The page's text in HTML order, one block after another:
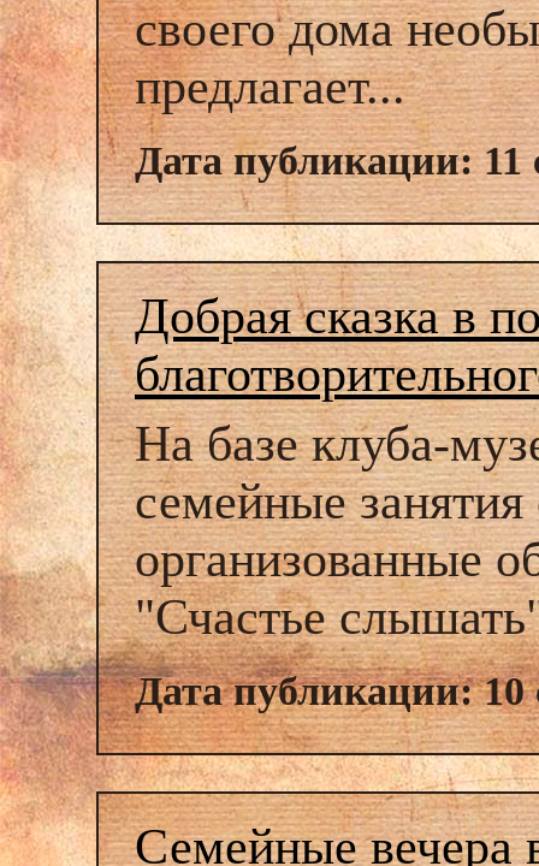
своего дома
предлагает...
Дата публикации: 11
Добрая сказка в
На базе клуба-
семейные
организованные
"Счастье
Дата публикации: 10
Семейные